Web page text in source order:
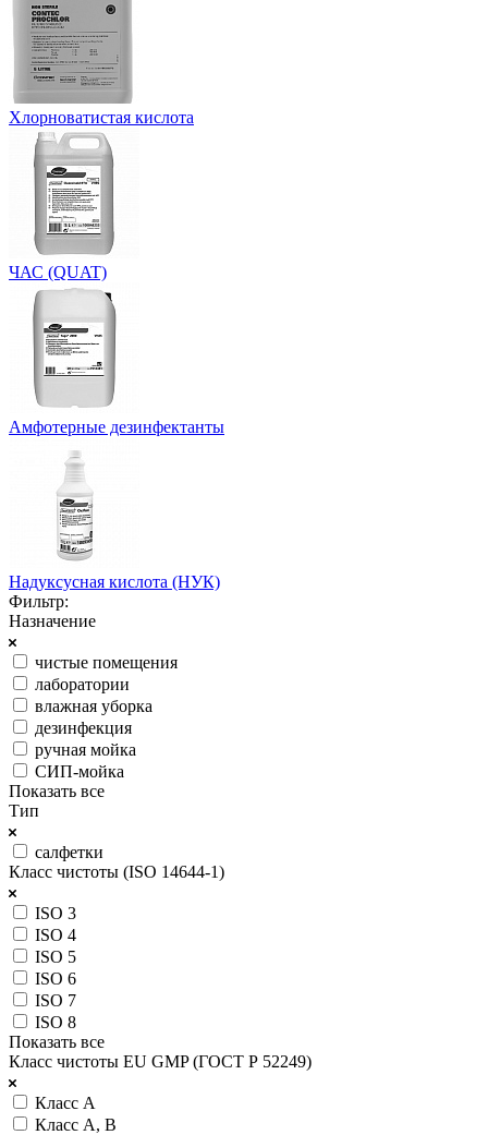
Хлорноватистая кислота
ЧАС (QUAT)
Амфотерные дезинфектанты
Надуксусная кислота (НУК)
Фильтр:
Назначение
чистые помещения
лаборатории
влажная уборка
дезинфекция
ручная мойка
СИП-мойка
Показать все
Тип
салфетки
Класс чистоты (ISO 14644-1)
ISO 3
ISO 4
ISO 5
ISO 6
ISO 7
ISO 8
Показать все
Класс чистоты EU GMP (ГОСТ Р 52249)
Класс A
Класс A, B